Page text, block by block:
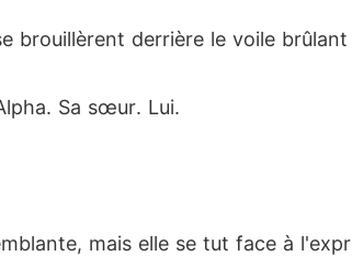
brouillèrent derrière le voile
Sa sœur. Lui.
mais elle se tut face à